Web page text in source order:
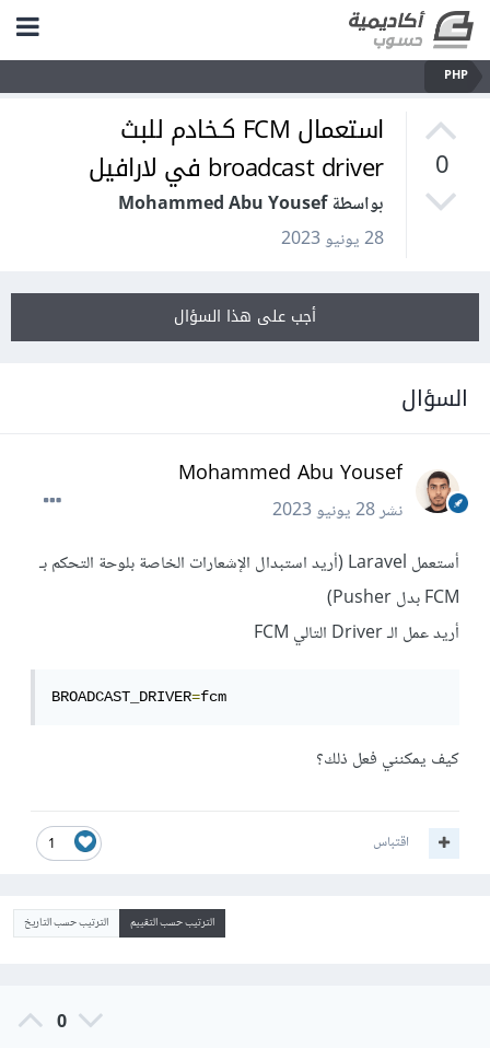
PHP
0
استعمال FCM كـخادم للبث
broadcast driver في لارافيل
بواسطة Mohammed Abu Yousef
28 يونيو 2023
أجب على هذا السؤال
السؤال
Mohammed Abu Yousef
نشر28 يونيو 2023
أستعمل Laravel (أريد استبدال الإشعارات الخاصة بلوحة التحكم بـ
FCM بدل Pusher)
أريد عمل الـ Driver التالي FCM
BROADCAST_DRIVER=fcm
كيف يمكنني فعل ذلك؟
1 اقتباس
الترتيب حسب التقييم الترتيب حسب التاريخ
0